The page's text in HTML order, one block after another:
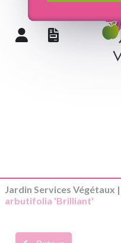
Jardin Services Végétaux |
arbutifolia 'Brilliant'